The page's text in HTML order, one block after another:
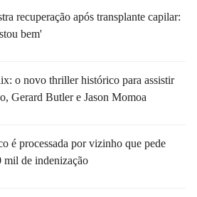
recuperação após transplante capilar:
bem'
o novo thriller histórico para assistir
Gerard Butler e Jason Momoa
é processada por vizinho que pede
mil de indenização